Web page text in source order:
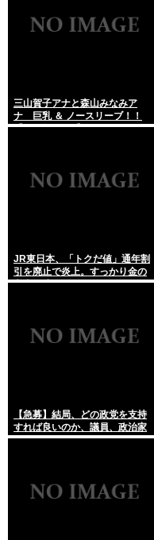
三山賀子アナと森山みなみア
ナ 巨乳 ＆ ノースリーブ！！
【GIF動画あり】
JR東日本、「トクだ値」通年割
引を廃止で炎上。すっかり金の
亡者と成り下がったな
【急募】結局、どの政党を支持
すれば良いのか、議員、政治家
は全員悪か